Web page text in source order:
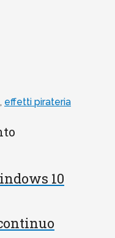
, effetti pirateria
10